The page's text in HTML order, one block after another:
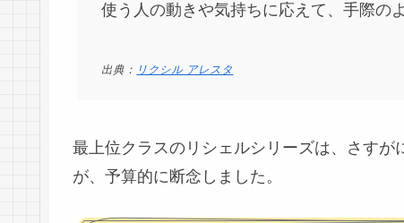
使う人の動きや気持ちに応えて、手際の
出典： リクシル アレスタ
最上位クラスのリシェルシリーズは、さす
が、予算的に断念しました。